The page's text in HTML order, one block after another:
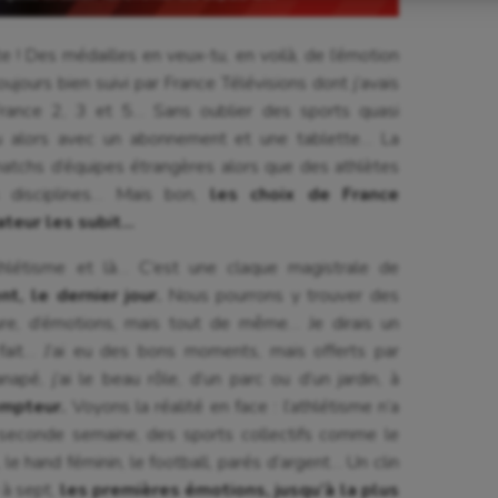
rythmique
Parkour
Patinage artistique
Pétanque
Randonnée / Marche
! Des médailles en veux-tu, en voilà, de l’émotion
bien suivi par France Télévisions dont j’avais
2, 3 et 5… Sans oublier des sports quasi
alors avec un abonnement et une tablette… La
d’équipes étrangères alors que des athlètes
disciplines… Mais bon, les choix de France
les subit…
et là… C’est une claque magistrale de
le dernier jour.
Nous pourrons y trouver des
d’émotions, mais tout de même… Je dirais un
J’ai eu des bons moments, mais offerts par
j’ai le beau rôle, d’un parc ou d’un jardin, à
Voyons la réalité en face : l’athlétisme n’a
semaine, des sports collectifs comme le
hand féminin, le football, parés d’argent… Un clin
sept, les premières émotions, jusqu’à la plus